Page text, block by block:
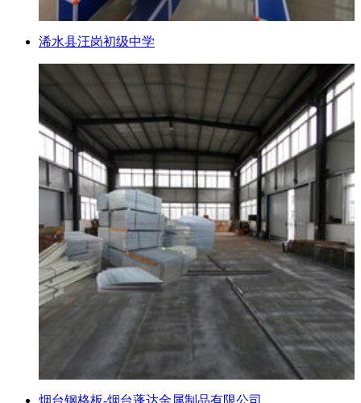
浠水县汪岗初级中学
烟台钢格板-烟台蓬达金属制品有限公司